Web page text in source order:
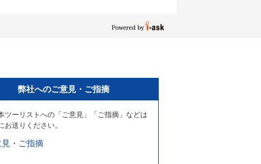
弊社へのご意見・ご指摘
ツーリストへの「ご意見」「ご指摘」などは
お送りください。
見・ご指摘